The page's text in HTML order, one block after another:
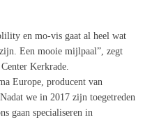
en mo-vis gaat al heel wat
Een mooie mijlpaal”, zegt
Center Kerkrade.
Europe, producent van
Nadat we in 2017 zijn toegetreden
gaan specialiseren in